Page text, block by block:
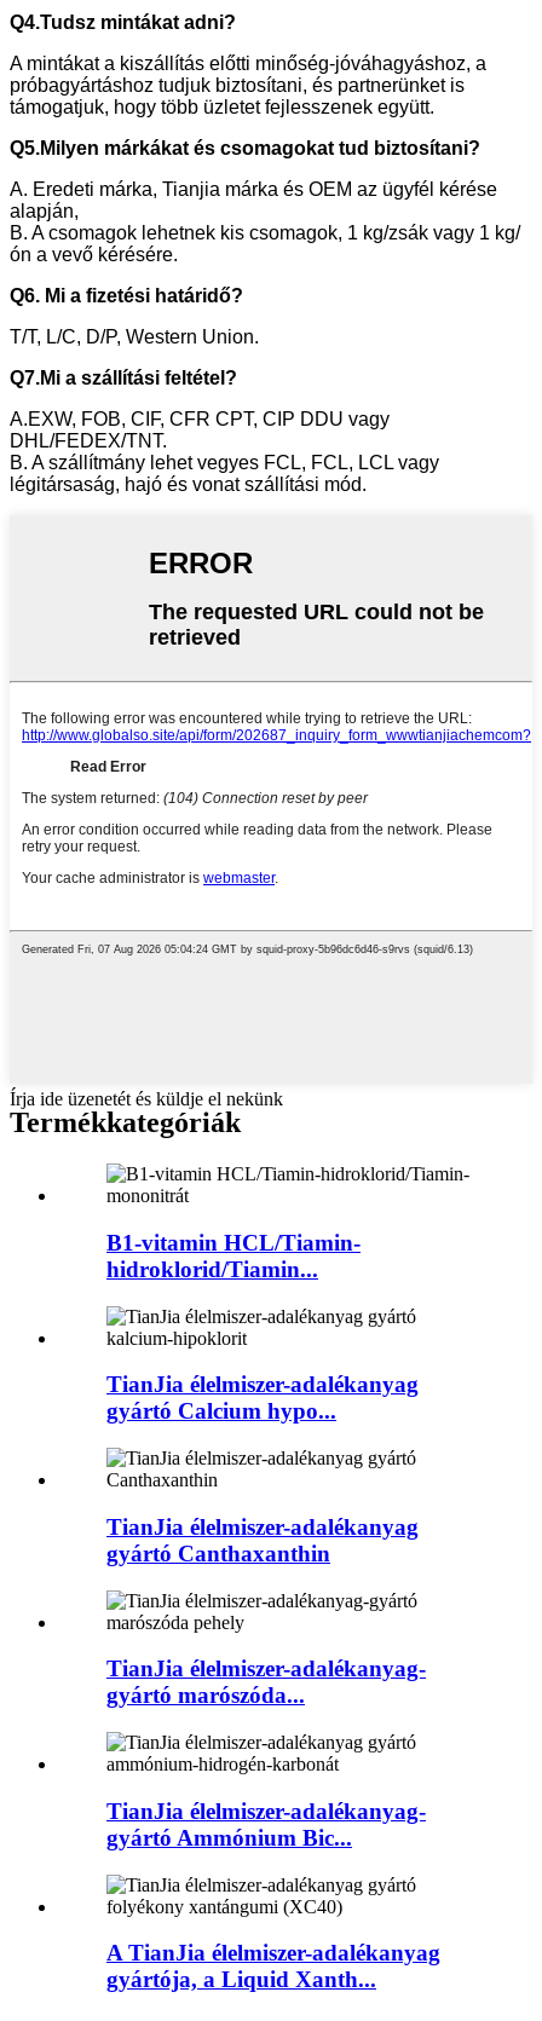
Q4.Tudsz mintákat adni?
A mintákat a kiszállítás előtti minőség-jóváhagyáshoz, a
próbagyártáshoz tudjuk biztosítani, és partnerünket is
támogatjuk, hogy több üzletet fejlesszenek együtt.
Q5.Milyen márkákat és csomagokat tud biztosítani?
A. Eredeti márka, Tianjia márka és OEM az ügyfél kérése
alapján,
B. A csomagok lehetnek kis csomagok, 1 kg/zsák vagy 1 kg/
ón a vevő kérésére.
Q6. Mi a fizetési határidő?
T/T, L/C, D/P, Western Union.
Q7.Mi a szállítási feltétel?
A.EXW, FOB, CIF, CFR CPT, CIP DDU vagy
DHL/FEDEX/TNT.
B. A szállítmány lehet vegyes FCL, FCL, LCL vagy
légitársaság, hajó és vonat szállítási mód.
Írja ide üzenetét és küldje el nekünk
Termékkategóriák
B1-vitamin HCL/Tiamin-
hidroklorid/Tiamin...
TianJia élelmiszer-adalékanyag
gyártó Calcium hypo...
TianJia élelmiszer-adalékanyag
gyártó Canthaxanthin
TianJia élelmiszer-adalékanyag-
gyártó marószóda...
TianJia élelmiszer-adalékanyag-
gyártó Ammónium Bic...
A TianJia élelmiszer-adalékanyag
gyártója, a Liquid Xanth...